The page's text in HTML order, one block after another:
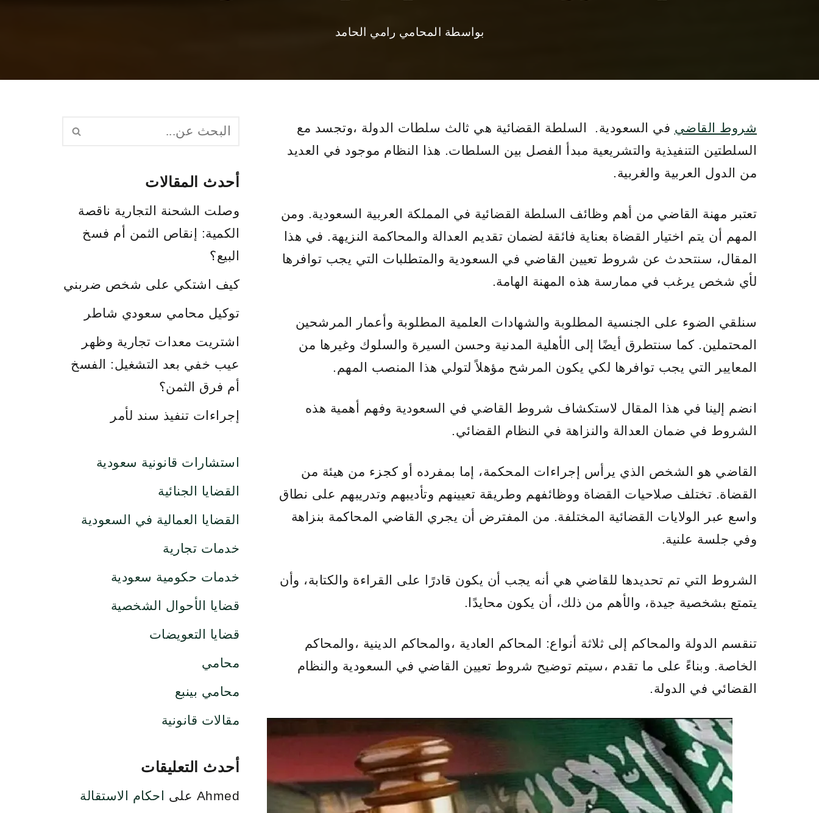
بواسطة المحامي رامي الحامد
شروط القاضي في السعودية. السلطة القضائية هي ثالث سلطات الدولة ،وتجسد مع
السلطتين التنفيذية والتشريعية مبدأ الفصل بين السلطات. هذا النظام موجود في العديد
من الدول العربية والغربية.
تعتبر مهنة القاضي من أهم وظائف السلطة القضائية في المملكة العربية السعودية. ومن
المهم أن يتم اختيار القضاة بعناية فائقة لضمان تقديم العدالة والمحاكمة النزيهة. في هذا
المقال، سنتحدث عن شروط تعيين القاضي في السعودية والمتطلبات التي يجب توافرها
لأي شخص يرغب في ممارسة هذه المهنة الهامة.
سنلقي الضوء على الجنسية المطلوبة والشهادات العلمية المطلوبة وأعمار المرشحين
المحتملين. كما سنتطرق أيضًا إلى الأهلية المدنية وحسن السيرة والسلوك وغيرها من
المعايير التي يجب توافرها لكي يكون المرشح مؤهلاً لتولي هذا المنصب المهم.
انضم إلينا في هذا المقال لاستكشاف شروط القاضي في السعودية وفهم أهمية هذه
الشروط في ضمان العدالة والنزاهة في النظام القضائي.
القاضي هو الشخص الذي يرأس إجراءات المحكمة، إما بمفرده أو كجزء من هيئة من
القضاة. تختلف صلاحيات القضاة ووظائفهم وطريقة تعيينهم وتأديبهم وتدريبهم على نطاق
واسع عبر الولايات القضائية المختلفة. من المفترض أن يجري القاضي المحاكمة بنزاهة
وفي جلسة علنية.
الشروط التي تم تحديدها للقاضي هي أنه يجب أن يكون قادرًا على القراءة والكتابة، وأن
يتمتع بشخصية جيدة، والأهم من ذلك، أن يكون محايدًا.
تنقسم الدولة والمحاكم إلى ثلاثة أنواع: المحاكم العادية ،والمحاكم الدينية ،والمحاكم
الخاصة. وبناءً على ما تقدم ،سيتم توضيح شروط تعيين القاضي في السعودية والنظام
القضائي في الدولة.
أحدث المقالات
وصلت الشحنة التجارية ناقصة
الكمية: إنقاص الثمن أم فسخ
البيع؟
كيف اشتكي على شخص ضربني
توكيل محامي سعودي شاطر
اشتريت معدات تجارية وظهر
عيب خفي بعد التشغيل: الفسخ
أم فرق الثمن؟
إجراءات تنفيذ سند لأمر
استشارات قانونية سعودية
القضايا الجنائية
القضايا العمالية في السعودية
خدمات تجارية
خدمات حكومية سعودية
قضايا الأحوال الشخصية
قضايا التعويضات
محامي
محامي بينبع
مقالات قانونية
أحدث التعليقات
Ahmed على
احكام الاستقالة